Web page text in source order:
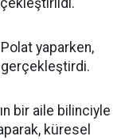
yaparken,
bir aile bilinciyle
küresel